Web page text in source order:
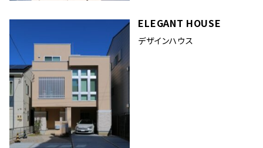
ELEGANT HOUSE
デザインハウス